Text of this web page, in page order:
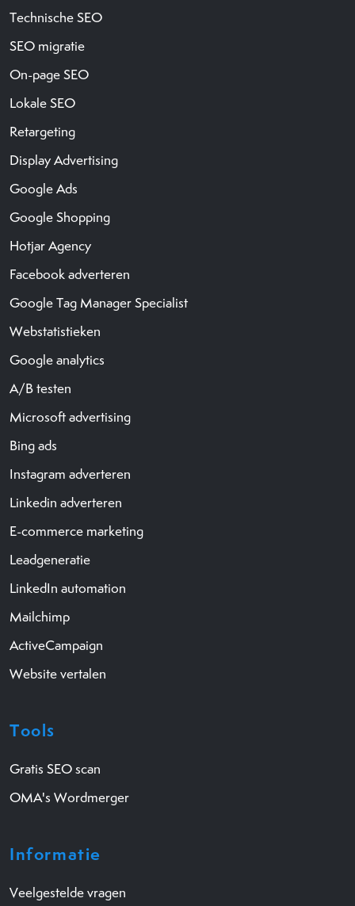
Technische SEO
SEO migratie
On-page SEO
Lokale SEO
Retargeting
Display Advertising
Google Ads
Google Shopping
Hotjar Agency
Facebook adverteren
Google Tag Manager Specialist
Webstatistieken
Google analytics
A/B testen
Microsoft advertising
Bing ads
Instagram adverteren
Linkedin adverteren
E-commerce marketing
Leadgeneratie
LinkedIn automation
Mailchimp
ActiveCampaign
Website vertalen
Tools
Gratis SEO scan
OMA's Wordmerger
Informatie
Veelgestelde vragen